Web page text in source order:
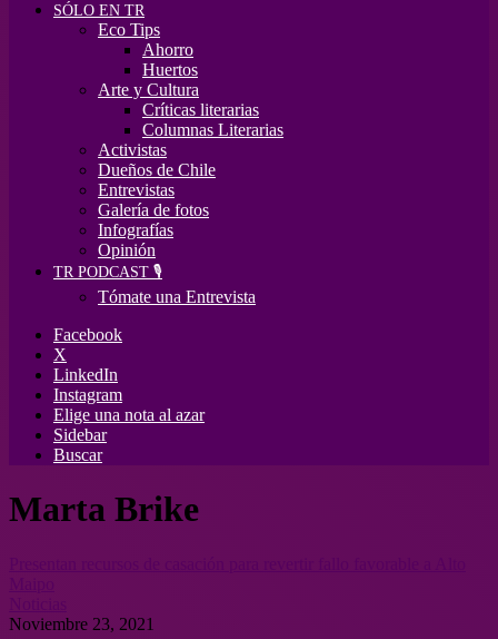
SÓLO EN TR
Eco Tips
Ahorro
Huertos
Arte y Cultura
Críticas literarias
Columnas Literarias
Activistas
Dueños de Chile
Entrevistas
Galería de fotos
Infografías
Opinión
TR PODCAST 🎙️
Tómate una Entrevista
Facebook
X
LinkedIn
Instagram
Elige una nota al azar
Sidebar
Buscar
Marta Brike
Noviembre 23, 2021